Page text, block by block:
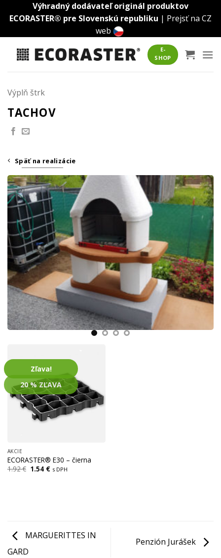
Výhradný dodávateľ originál produktov
ECORASTER® pre Slovenskú republiku | Prejsť na CZ
web
E-
SHOP
Výplň štrk
TACHOV
Späť na realizácie
Zľava!
20 % ZĽAVA
AKCIE
ECORASTER® E30 – čierna
1.92€ Pôvodná
1.54 €Aktuálna
s DPH
MARGUERITTES IN
GARD
Penzión Jurášek